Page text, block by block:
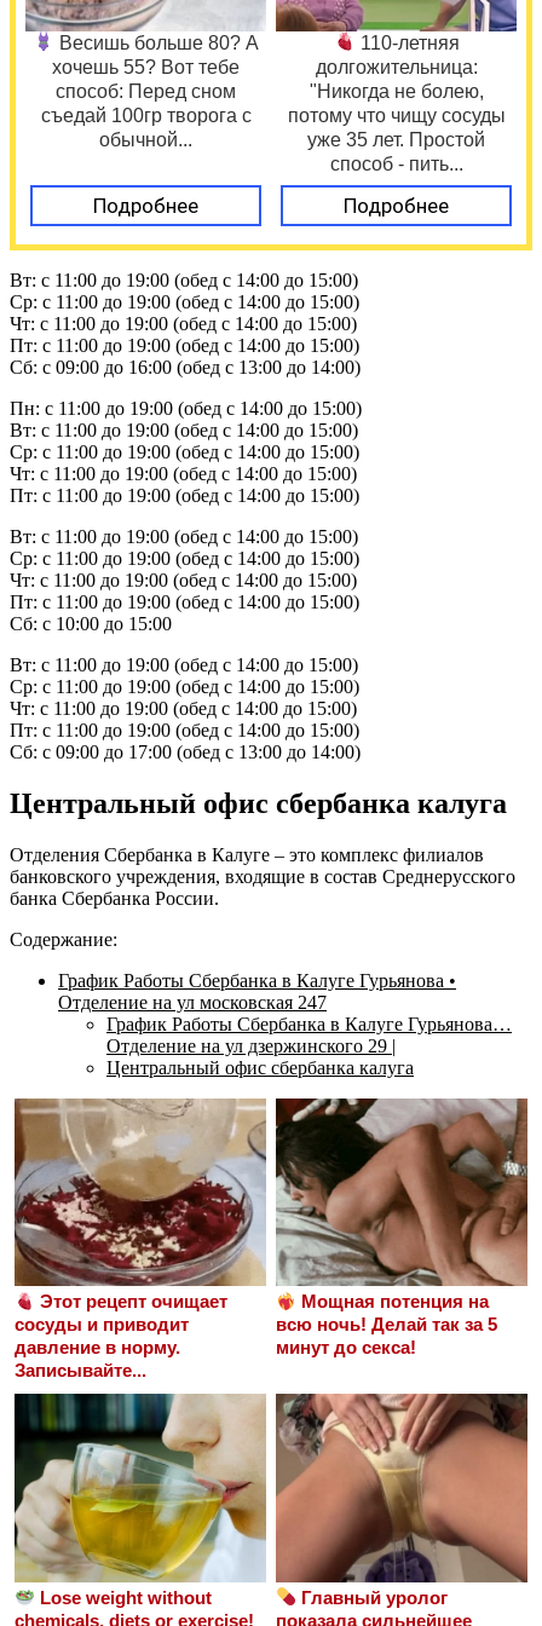
Весишь больше 80? А
хочешь 55? Вот тебе
способ: Перед сном
съедай 100гр творога с
обычной...
Подробнее
110-летняя
долгожительница:
"Никогда не болею,
потому что чищу сосуды
уже 35 лет. Простой
способ - пить...
Подробнее
Вт: с 11:00 до 19:00 (обед с 14:00 до 15:00)
Ср: с 11:00 до 19:00 (обед с 14:00 до 15:00)
Чт: с 11:00 до 19:00 (обед с 14:00 до 15:00)
Пт: с 11:00 до 19:00 (обед с 14:00 до 15:00)
Сб: с 09:00 до 16:00 (обед с 13:00 до 14:00)
Пн: с 11:00 до 19:00 (обед с 14:00 до 15:00)
Вт: с 11:00 до 19:00 (обед с 14:00 до 15:00)
Ср: с 11:00 до 19:00 (обед с 14:00 до 15:00)
Чт: с 11:00 до 19:00 (обед с 14:00 до 15:00)
Пт: с 11:00 до 19:00 (обед с 14:00 до 15:00)
Вт: с 11:00 до 19:00 (обед с 14:00 до 15:00)
Ср: с 11:00 до 19:00 (обед с 14:00 до 15:00)
Чт: с 11:00 до 19:00 (обед с 14:00 до 15:00)
Пт: с 11:00 до 19:00 (обед с 14:00 до 15:00)
Сб: с 10:00 до 15:00
Вт: с 11:00 до 19:00 (обед с 14:00 до 15:00)
Ср: с 11:00 до 19:00 (обед с 14:00 до 15:00)
Чт: с 11:00 до 19:00 (обед с 14:00 до 15:00)
Пт: с 11:00 до 19:00 (обед с 14:00 до 15:00)
Сб: с 09:00 до 17:00 (обед с 13:00 до 14:00)
Центральный офис сбербанка калуга
Отделения Сбербанка в Калуге – это комплекс филиалов
банковского учреждения, входящие в состав Среднерусского
банка Сбербанка России.
Содержание:
График Работы Сбербанка в Калуге Гурьянова •
Отделение на ул московская 247
График Работы Сбербанка в Калуге Гурьянова…
Отделение на ул дзержинского 29 |
Центральный офис сбербанка калуга
Этот рецепт очищает
сосуды и приводит
давление в норму.
Записывайте...
Мощная потенция на
всю ночь! Делай так за 5
минут до секса!
Lose weight without
chemicals, diets or exercise!
Главный уролог
показала сильнейшее